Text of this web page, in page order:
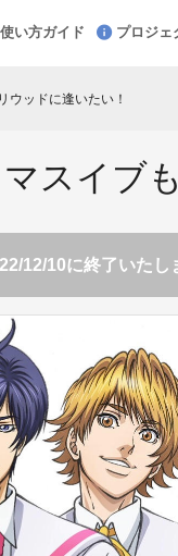
使い方ガイド プロジェ
ウッドに逢いたい！
スイブ
12/10に終了いた